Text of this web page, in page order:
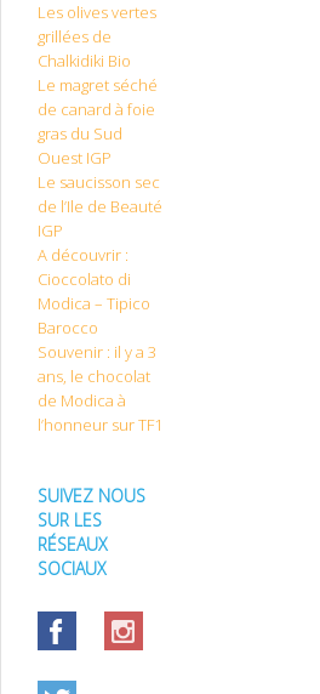
Les olives vertes
grillées de
Chalkidiki Bio
Le magret séché
de canard à foie
gras du Sud
Ouest IGP
Le saucisson sec
de l’Ile de Beauté
IGP
A découvrir :
Cioccolato di
Modica – Tipico
Barocco
Souvenir : il y a 3
ans, le chocolat
de Modica à
l’honneur sur TF1
SUIVEZ NOUS
SUR LES
RÉSEAUX
SOCIAUX